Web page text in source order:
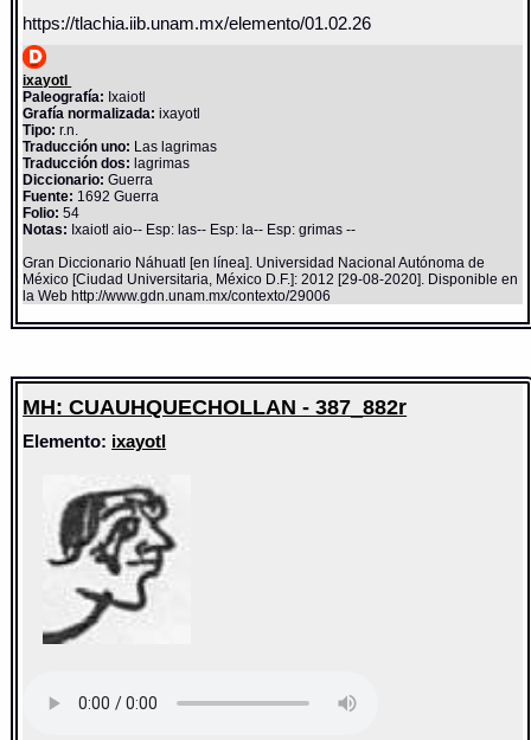
https://tlachia.iib.unam.mx/elemento/01.02.26
ixayotl
Paleografía: Ixaiotl
Grafía normalizada: ixayotl
Tipo: r.n.
Traducción uno: Las lagrimas
Traducción dos: lagrimas
Diccionario:Guerra
Fuente: 1692 Guerra
Folio: 54
Notas: Ixaiotl aio-- Esp: las-- Esp: la-- Esp: grimas --
Gran Diccionario Náhuatl [en línea]. Universidad Nacional Autónoma de
México [Ciudad Universitaria, México D.F.]: 2012 [29-08-2020]. Disponible en
la Web http://www.gdn.unam.mx/contexto/29006
MH: CUAUHQUECHOLLAN - 387_882r
Elemento: ixayotl